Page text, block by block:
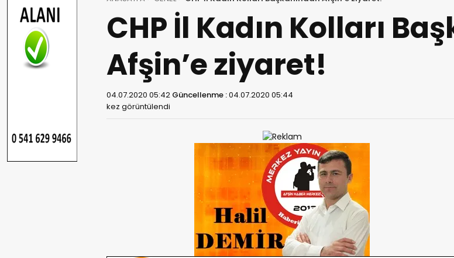
CHP İl Kadın Kolları
Afşin’e ziyaret!
04.07.2020 05:42 Güncellenme :04.07.2020 05:44
kez görüntülendi